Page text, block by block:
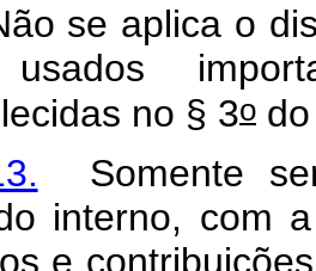
se aplica o
no § 3o
Somente
interno, com
e